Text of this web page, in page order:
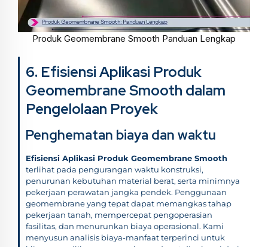
Produk Geomembrane Smooth Panduan Lengkap
6. Efisiensi Aplikasi Produk
Geomembrane Smooth dalam
Pengelolaan Proyek
Penghematan biaya dan waktu
Efisiensi Aplikasi Produk Geomembrane Smooth
terlihat pada pengurangan waktu konstruksi,
penurunan kebutuhan material berat, serta minimnya
pekerjaan perawatan jangka pendek. Penggunaan
geomembrane yang tepat dapat memangkas tahap
pekerjaan tanah, mempercepat pengoperasian
fasilitas, dan menurunkan biaya operasional. Kami
menyusun analisis biaya-manfaat terperinci untuk